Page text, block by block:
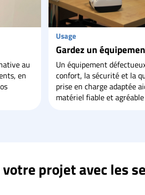
au
en
Usage
Gardez un
Un équipement
confort, la sécurité et la
prise en charge adaptée
matériel fiable et
votre projet avec les